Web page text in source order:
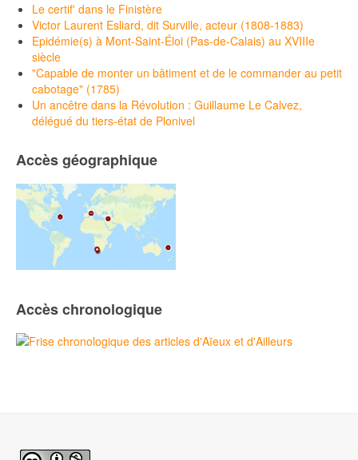
Le certif' dans le Finistère
Victor Laurent Esliard, dit Surville, acteur (1808-1883)
Epidémie(s) à Mont-Saint-Éloi (Pas-de-Calais) au XVIIIe
siècle
"Capable de monter un bâtiment et de le commander au petit
cabotage" (1785)
Un ancêtre dans la Révolution : Guillaume Le Calvez,
délégué du tiers-état de Plonivel
Accès géographique
Accès chronologique